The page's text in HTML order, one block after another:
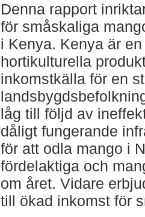
Denna rapport
för småskaliga
i Kenya. Kenya är
hortikulturella
inkomstkälla för en
låg till följd av
dåligt fungerande
för att odla mango i
fördelaktiga och
om året. Vidare
till ökad inkomst för